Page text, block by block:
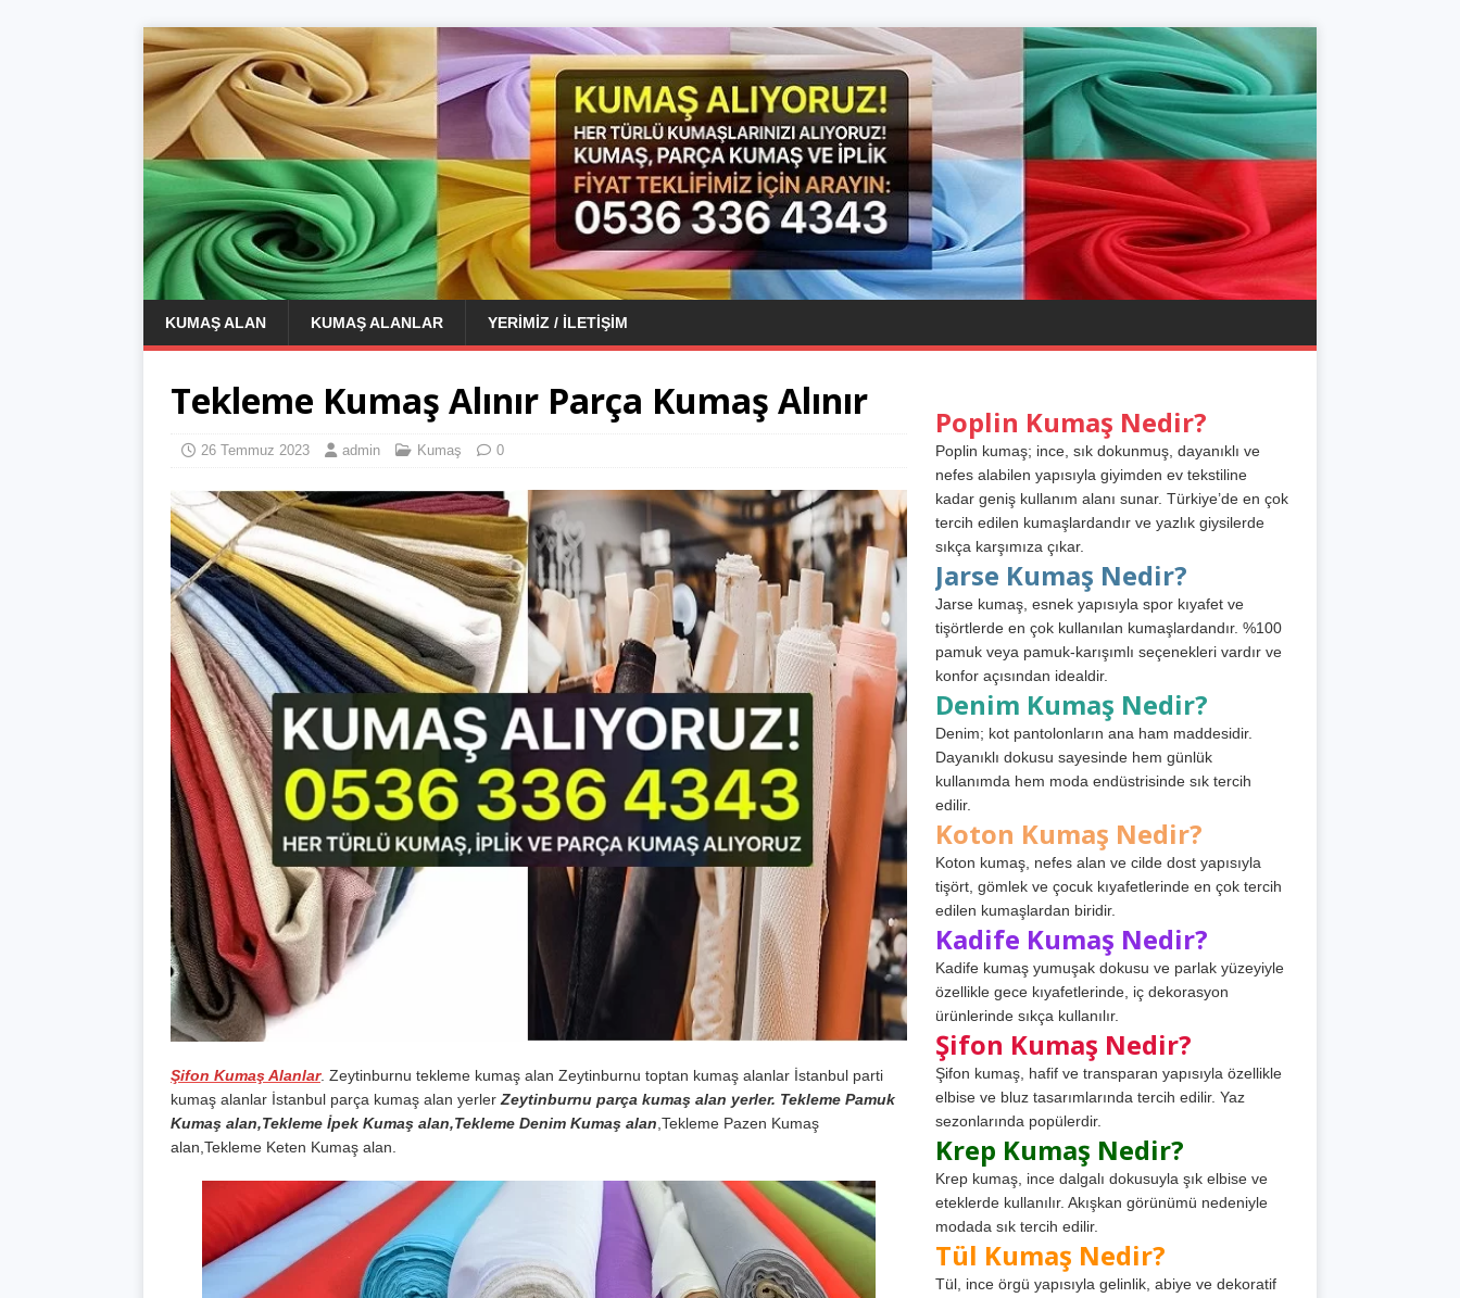
KUMAŞ ALAN KUMAŞ ALANLAR YERIMIZ / İLETIŞIM
Tekleme Kumaş Alınır Parça Kumaş Alınır
26 Temmuz 2023 admin Kumaş 0
Şifon Kumaş Alanlar. Zeytinburnu tekleme kumaş alan Zeytinburnu toptan kumaş alanlar İstanbul parti
kumaş alanlar İstanbul parça kumaş alan yerlerZeytinburnu parça kumaş alan yerler. Tekleme Pamuk
Kumaş alan,Tekleme İpek Kumaş alan,Tekleme Denim Kumaş alan,Tekleme Pazen Kumaş
alan,Tekleme Keten Kumaş alan.
Poplin Kumaş Nedir?
Poplin kumaş; ince, sık dokunmuş, dayanıklı ve
nefes alabilen yapısıyla giyimden ev tekstiline
kadar geniş kullanım alanı sunar. Türkiye’de en çok
tercih edilen kumaşlardandır ve yazlık giysilerde
sıkça karşımıza çıkar.
Jarse Kumaş Nedir?
Jarse kumaş, esnek yapısıyla spor kıyafet ve
tişörtlerde en çok kullanılan kumaşlardandır. %100
pamuk veya pamuk-karışımlı seçenekleri vardır ve
konfor açısından idealdir.
Denim Kumaş Nedir?
Denim; kot pantolonların ana ham maddesidir.
Dayanıklı dokusu sayesinde hem günlük
kullanımda hem moda endüstrisinde sık tercih
edilir.
Koton Kumaş Nedir?
Koton kumaş, nefes alan ve cilde dost yapısıyla
tişört, gömlek ve çocuk kıyafetlerinde en çok tercih
edilen kumaşlardan biridir.
Kadife Kumaş Nedir?
Kadife kumaş yumuşak dokusu ve parlak yüzeyiyle
özellikle gece kıyafetlerinde, iç dekorasyon
ürünlerinde sıkça kullanılır.
Şifon Kumaş Nedir?
Şifon kumaş, hafif ve transparan yapısıyla özellikle
elbise ve bluz tasarımlarında tercih edilir. Yaz
sezonlarında popülerdir.
Krep Kumaş Nedir?
Krep kumaş, ince dalgalı dokusuyla şık elbise ve
eteklerde kullanılır. Akışkan görünümü nedeniyle
modada sık tercih edilir.
Tül Kumaş Nedir?
Tül, ince örgü yapısıyla gelinlik, abiye ve dekoratif